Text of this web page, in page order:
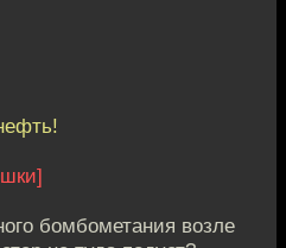
бомбометания возле